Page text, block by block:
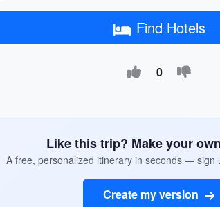
Find Hotels
0
Like this trip? Make your
A free, personalized itinerary in seconds — sign
Create my version